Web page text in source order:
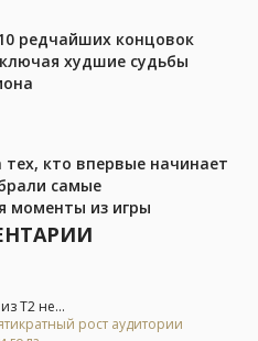
редчайших концовок
худшие судьбы
кто впервые начинает
самые
моменты из игры
Т2 не...
рост аудитории